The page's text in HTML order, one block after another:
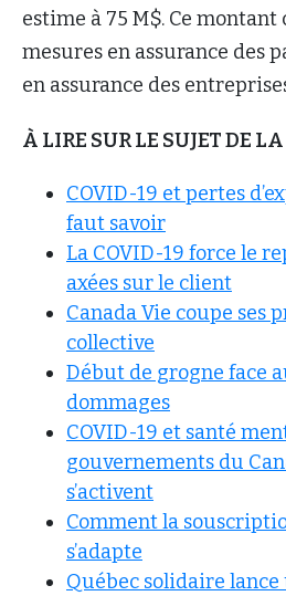
estime à 75 M$. Ce
mesures en assurance des
en assurance des
À LIRE SUR LE SUJET DE
COVID-19 et pertes
faut savoir
La COVID-19 force le
axées sur le client
Canada Vie coupe ses
collective
Début de grogne face
dommages
COVID-19 et santé
gouvernements du
s’activent
Comment la
s’adapte
Québec solidaire